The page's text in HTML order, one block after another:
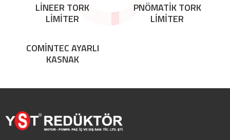
LİNEER TORK
LİMİTER
PNÖMATİK TORK
LİMİTER
COMİNTEC AYARLI
KASNAK